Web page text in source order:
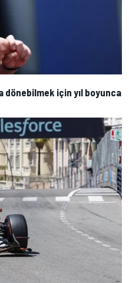
dönebilmek için yıl boyunca